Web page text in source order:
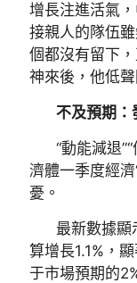
增長注進活氣
接親人的隊伍
個都沒有留下
神來後，他低
不及預期：
“動能減退
濟體一季度經
憂。
最新數據
算增長1.1%，
于市場預期的